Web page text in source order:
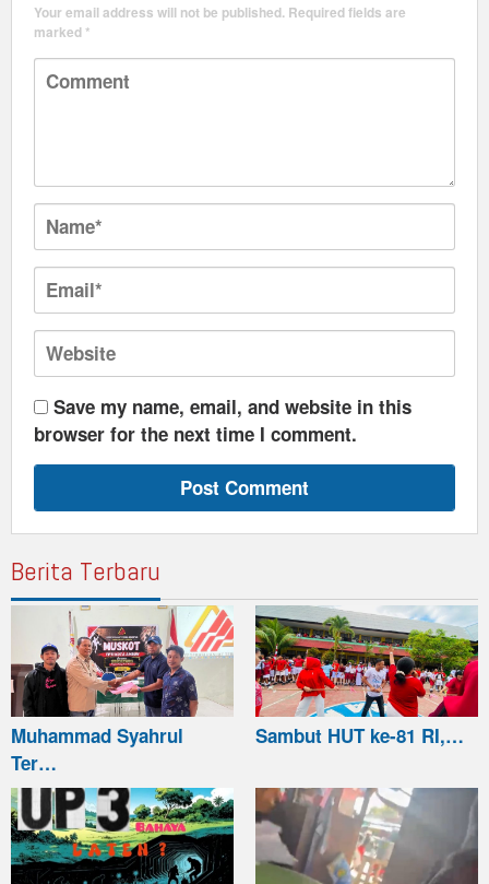
Your email address will not be published. Required fields are
marked*
Save my name, email, and website in this
browser for the next time I comment.
Berita Terbaru
Muhammad Syahrul
Ter…
Sambut HUT ke-81 RI,…